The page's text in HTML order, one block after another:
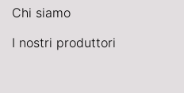
Chi siamo
I nostri produttori